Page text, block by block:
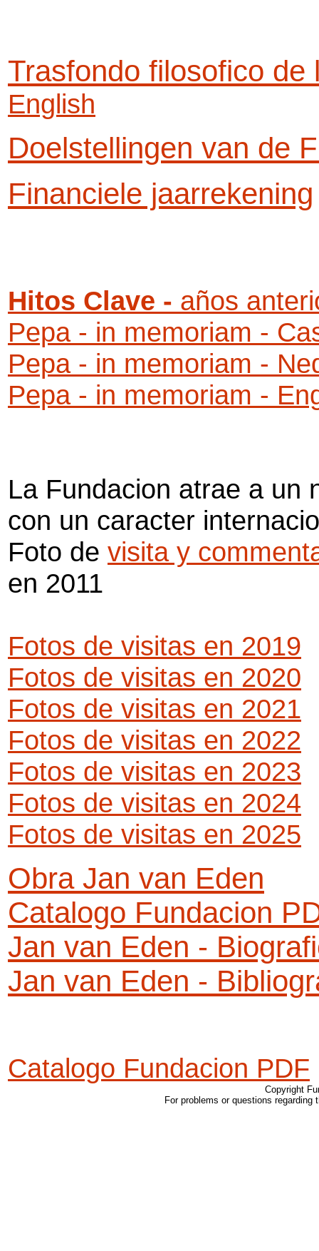
Trasfondo filosofico de
English
Doelstellingen van de
Financiele jaarrekening
Hitos Clave - años
Pepa - in memoriam -
Pepa - in memoriam -
Pepa - in memoriam -
La Fundacion atrae a un
con un caracter
Foto de visita y
en 2011
Fotos de visitas en 2019
Fotos de visitas en 2020
Fotos de visitas en 2021
Fotos de visitas en 2022
Fotos de visitas en 2023
Fotos de visitas en 2024
Fotos de visitas en 2025
Obra Jan van Eden
Catalogo Fundacion
Jan van Eden -
Jan van Eden -
Catalogo Fundacion PDF
Copyright
For problems or questions